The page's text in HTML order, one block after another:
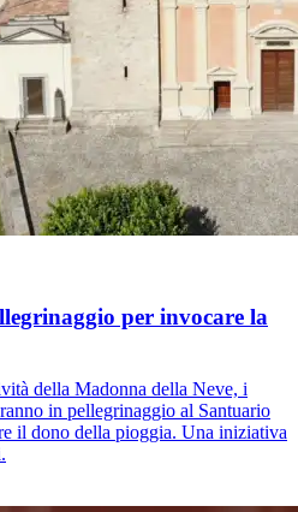
per invocare la
della Madonna della Neve, i
in pellegrinaggio al Santuario
il dono della pioggia. Una iniziativa